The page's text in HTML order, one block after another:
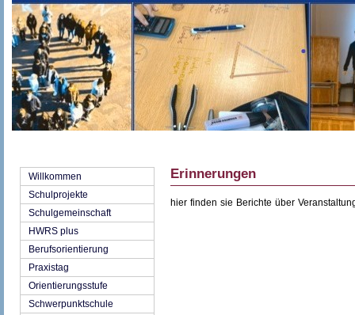
Willkommen
Schulprojekte
Schulgemeinschaft
HWRS plus
Berufsorientierung
Praxistag
Orientierungsstufe
Schwerpunktschule
Erinnerungen
hier finden sie Berichte über